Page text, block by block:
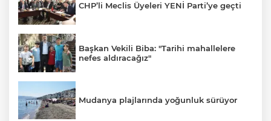
CHP’li Meclis Üyeleri YENİ Parti’ye geçti
Başkan Vekili Biba: "Tarihi mahallelere
nefes aldıracağız"
Mudanya plajlarında yoğunluk sürüyor